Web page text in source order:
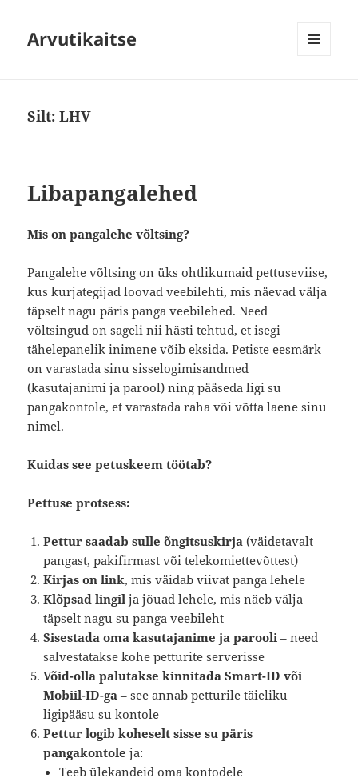
Arvutikaitse
Silt:LHV
Libapangalehed
Mis on pangalehe võltsing?
Pangalehe võltsing on üks ohtlikumaid pettuseviise,
kus kurjategijad loovad veebilehti, mis näevad välja
täpselt nagu päris panga veebilehed. Need
võltsingud on sageli nii hästi tehtud, et isegi
tähelepanelik inimene võib eksida. Petiste eesmärk
on varastada sinu sisselogimisandmed
(kasutajanimi ja parool) ning pääseda ligi su
pangakontole, et varastada raha või võtta laene sinu
nimel.
Kuidas see petuskeem töötab?
Pettuse protsess:
Pettur saadab sulle õngitsuskirja (väidetavalt
pangast, pakifirmast või telekomiettevõttest)
Kirjas on link, mis väidab viivat panga lehele
Klõpsad lingil ja jõuad lehele, mis näeb välja
täpselt nagu su panga veebileht
Sisestada oma kasutajanime ja parooli – need
salvestatakse kohe petturite serverisse
Võid-olla palutakse kinnitada Smart-ID või
Mobiil-ID-ga – see annab petturile täieliku
ligipääsu su kontole
Pettur logib koheselt sisse su päris
pangakontole ja:
Teeb ülekandeid oma kontodele